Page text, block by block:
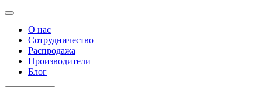
О нас
Сотрудничество
Распродажа
Производители
Блог